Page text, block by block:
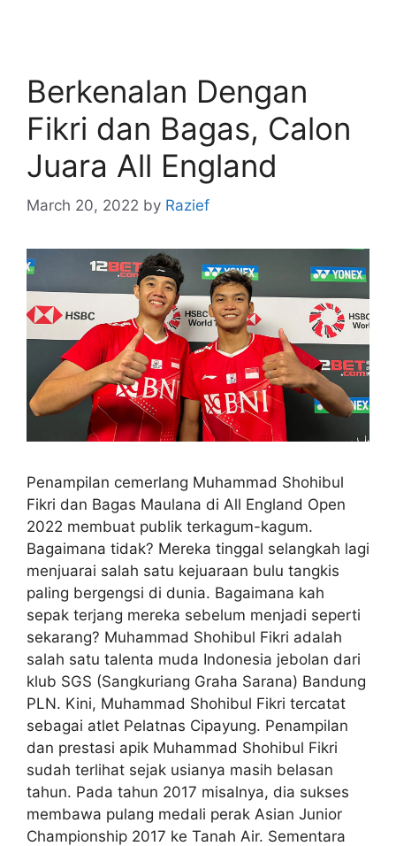
Berkenalan Dengan
Fikri dan Bagas, Calon
Juara All England
March 20, 2022 by Razief
Penampilan cemerlang Muhammad Shohibul
Fikri dan Bagas Maulana di All England Open
2022 membuat publik terkagum-kagum.
Bagaimana tidak? Mereka tinggal selangkah lagi
menjuarai salah satu kejuaraan bulu tangkis
paling bergengsi di dunia. Bagaimana kah
sepak terjang mereka sebelum menjadi seperti
sekarang? Muhammad Shohibul Fikri adalah
salah satu talenta muda Indonesia jebolan dari
klub SGS (Sangkuriang Graha Sarana) Bandung
PLN. Kini, Muhammad Shohibul Fikri tercatat
sebagai atlet Pelatnas Cipayung. Penampilan
dan prestasi apik Muhammad Shohibul Fikri
sudah terlihat sejak usianya masih belasan
tahun. Pada tahun 2017 misalnya, dia sukses
membawa pulang medali perak Asian Junior
Championship 2017 ke Tanah Air. Sementara